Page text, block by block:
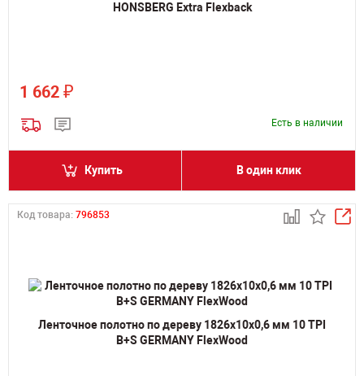
HONSBERG Extra Flexback
1 662 ₽
Есть в наличии
Купить В один клик
Код товара: 796853
Ленточное полотно по дереву 1826х10х0,6 мм 10 TPI
B+S GERMANY FlexWood